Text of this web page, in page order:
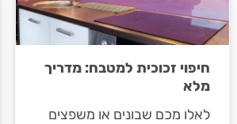
חיפוי זכוכית למטבח: מדריך
מלא
לאלו מכם שבונים או משפצים